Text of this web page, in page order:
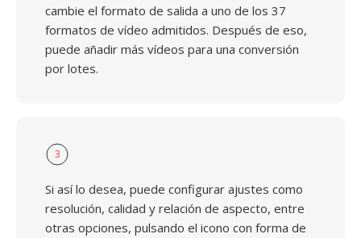
cambie el formato de salida a uno de los 37
formatos de vídeo admitidos. Después de eso,
puede añadir más vídeos para una conversión
por lotes.
3
Si así lo desea, puede configurar ajustes como
resolución, calidad y relación de aspecto, entre
otras opciones, pulsando el icono con forma de